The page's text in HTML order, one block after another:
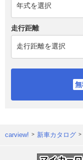
走行距離
carview! 新車カタログ